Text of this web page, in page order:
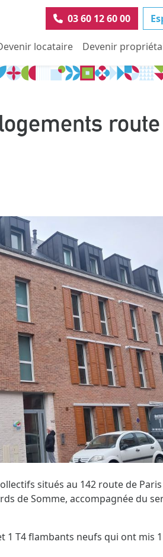
03 60 12 60 00
locataire Devenir
situés au 142 route de Paris
de Somme, accompagnée du
1 T4 flambants neufs qui ont mis